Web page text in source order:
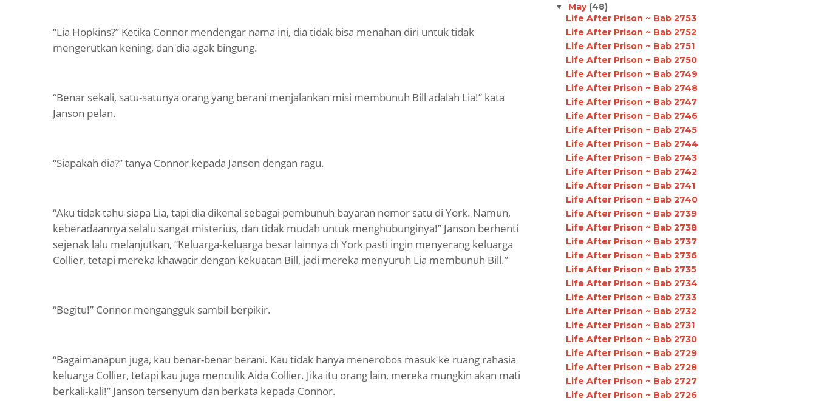
“Lia Hopkins?” Ketika Connor mendengar nama ini, dia tidak bisa menahan diri untuk tidak
mengerutkan kening, dan dia agak bingung.
“Benar sekali, satu-satunya orang yang berani menjalankan misi membunuh Bill adalah Lia!” kata
Janson pelan.
“Siapakah dia?” tanya Connor kepada Janson dengan ragu.
“Aku tidak tahu siapa Lia, tapi dia dikenal sebagai pembunuh bayaran nomor satu di York. Namun,
keberadaannya selalu sangat misterius, dan tidak mudah untuk menghubunginya!” Janson berhenti
sejenak lalu melanjutkan, “Keluarga-keluarga besar lainnya di York pasti ingin menyerang keluarga
Collier, tetapi mereka khawatir dengan kekuatan Bill, jadi mereka menyuruh Lia membunuh Bill.”
“Begitu!” Connor mengangguk sambil berpikir.
“Bagaimanapun juga, kau benar-benar berani. Kau tidak hanya menerobos masuk ke ruang rahasia
keluarga Collier, tetapi kau juga menculik Aida Collier. Jika itu orang lain, mereka mungkin akan mati
berkali-kali!” Janson tersenyum dan berkata kepada Connor.
▼ May (48)
Life After Prison ~ Bab 2753
Life After Prison ~ Bab 2752
Life After Prison ~ Bab 2751
Life After Prison ~ Bab 2750
Life After Prison ~ Bab 2749
Life After Prison ~ Bab 2748
Life After Prison ~ Bab 2747
Life After Prison ~ Bab 2746
Life After Prison ~ Bab 2745
Life After Prison ~ Bab 2744
Life After Prison ~ Bab 2743
Life After Prison ~ Bab 2742
Life After Prison ~ Bab 2741
Life After Prison ~ Bab 2740
Life After Prison ~ Bab 2739
Life After Prison ~ Bab 2738
Life After Prison ~ Bab 2737
Life After Prison ~ Bab 2736
Life After Prison ~ Bab 2735
Life After Prison ~ Bab 2734
Life After Prison ~ Bab 2733
Life After Prison ~ Bab 2732
Life After Prison ~ Bab 2731
Life After Prison ~ Bab 2730
Life After Prison ~ Bab 2729
Life After Prison ~ Bab 2728
Life After Prison ~ Bab 2727
Life After Prison ~ Bab 2726